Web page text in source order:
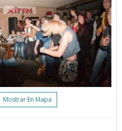
Mostrar En Mapa